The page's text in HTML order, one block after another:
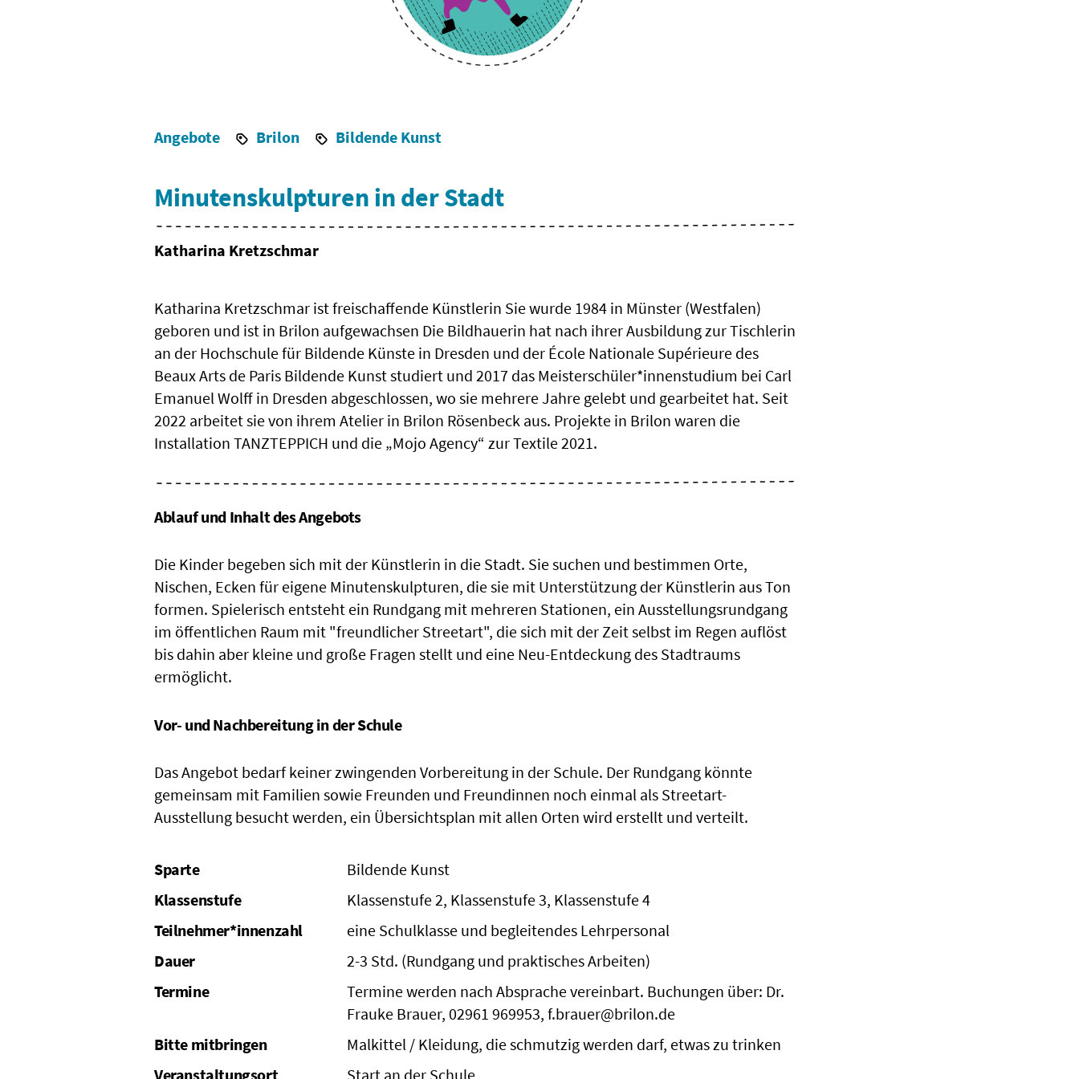
Angebote Brilon Bildende Kunst
Minutenskulpturen in der Stadt
Katharina Kretzschmar
Katharina Kretzschmar ist freischaffende Künstlerin Sie wurde 1984 in Münster (Westfalen)
geboren und ist in Brilon aufgewachsen Die Bildhauerin hat nach ihrer Ausbildung zur Tischlerin
an der Hochschule für Bildende Künste in Dresden und der École Nationale Supérieure des
Beaux Arts de Paris Bildende Kunst studiert und 2017 das Meisterschüler*innenstudium bei Carl
Emanuel Wolff in Dresden abgeschlossen, wo sie mehrere Jahre gelebt und gearbeitet hat. Seit
2022 arbeitet sie von ihrem Atelier in Brilon Rösenbeck aus. Projekte in Brilon waren die
Installation TANZTEPPICH und die „Mojo Agency“ zur Textile 2021.
Ablauf und Inhalt des Angebots
Die Kinder begeben sich mit der Künstlerin in die Stadt. Sie suchen und bestimmen Orte,
Nischen, Ecken für eigene Minutenskulpturen, die sie mit Unterstützung der Künstlerin aus Ton
formen. Spielerisch entsteht ein Rundgang mit mehreren Stationen, ein Ausstellungsrundgang
im öffentlichen Raum mit "freundlicher Streetart", die sich mit der Zeit selbst im Regen auflöst
bis dahin aber kleine und große Fragen stellt und eine Neu-Entdeckung des Stadtraums
ermöglicht.
Vor- und Nachbereitung in der Schule
Das Angebot bedarf keiner zwingenden Vorbereitung in der Schule. Der Rundgang könnte
gemeinsam mit Familien sowie Freunden und Freundinnen noch einmal als Streetart-
Ausstellung besucht werden, ein Übersichtsplan mit allen Orten wird erstellt und verteilt.
Sparte
Bildende Kunst
Klassenstufe
Klassenstufe 2, Klassenstufe 3, Klassenstufe 4
Teilnehmer*innenzahl
eine Schulklasse und begleitendes Lehrpersonal
Dauer
2-3 Std. (Rundgang und praktisches Arbeiten)
Termine
Termine werden nach Absprache vereinbart. Buchungen über: Dr.
Frauke Brauer, 02961 969953, f.brauer@brilon.de
Bitte mitbringen
Malkittel / Kleidung, die schmutzig werden darf, etwas zu trinken
Veranstaltungsort
Start an der Schule